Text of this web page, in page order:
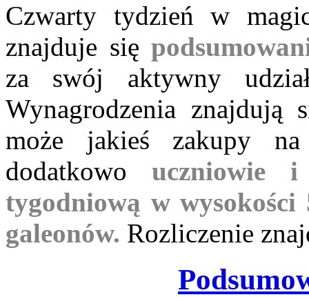
Czwarty tydzień w
znajduje się
za swój aktywny
Wynagrodzenia
może jakieś zakupy na
dodatkowo uczniowie i
tygodniową w
galeonów. Rozliczenie